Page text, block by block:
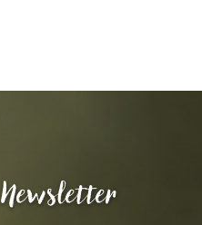
Newsletter